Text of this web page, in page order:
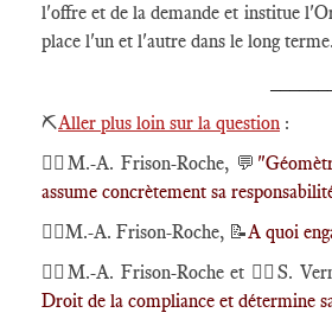
l'offre et de la demande et institue
place l'un et l'autre dans le long terme.
⛏️Aller plus loin sur la question :
🕴🏻M.-A. Frison-Roche, 💬
assume concrètement sa
🕴🏻M.-A. Frison-Roche, 📝A quoi
🕴🏻M.-A. Frison-Roche et 🕴🏻S.
Droit de la compliance et détermine